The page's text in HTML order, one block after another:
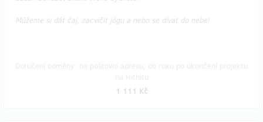
Můžeme si dát čaj, zacvičit jógu a nebo se dívat do nebe!
1 111 Kč